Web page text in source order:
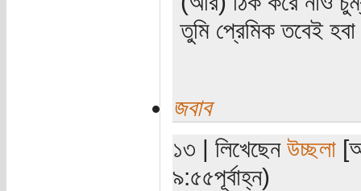
তুমি প্রেমিক তবেই
জবাব
১৩ | লিখেছেন উচ্ছলা
৯:৫৫পূর্বাহ্ন)